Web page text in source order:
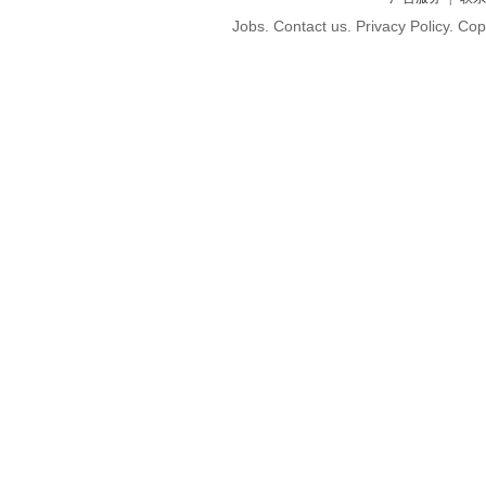
Jobs. Contact us. Privacy Policy.